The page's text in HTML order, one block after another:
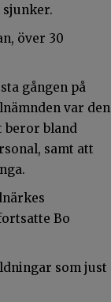
över 30
gången på
var den
beror bland
samt att
Bo
som just